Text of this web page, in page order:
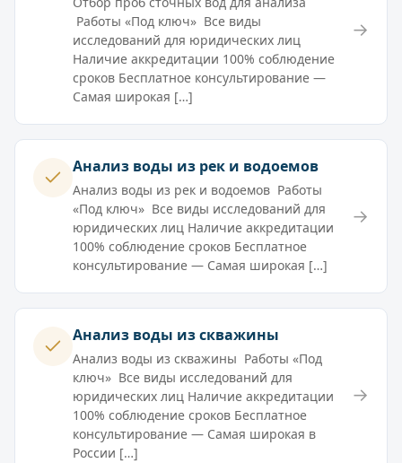
Работы «Под ключ» Все виды
исследований для юридических лиц
Наличие аккредитации 100% соблюдение
сроков Бесплатное консультирование —
Самая широкая […]
→
Анализ воды из рек и водоемов
Анализ воды из рек и водоемов Работы
«Под ключ» Все виды исследований для
юридических лиц Наличие аккредитации
100% соблюдение сроков Бесплатное
консультирование — Самая широкая […]
→
Анализ воды из скважины
Анализ воды из скважины Работы «Под
ключ» Все виды исследований для
юридических лиц Наличие аккредитации
100% соблюдение сроков Бесплатное
консультирование — Самая широкая в
России […]
→